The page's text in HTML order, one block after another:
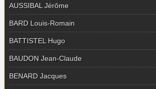
AUSSIBAL Jérôme
BARD Louis-Romain
BATTISTEL Hugo
BAUDON Jean-Claude
BENARD Jacques